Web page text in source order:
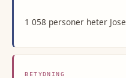
1 058 personer heter Jose
BETYDNING